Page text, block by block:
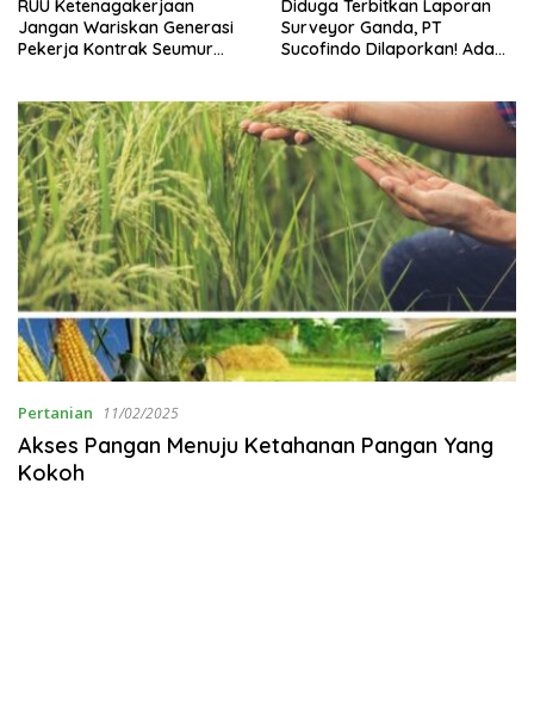
RUU Ketenagakerjaan
Jangan Wariskan Generasi
Pekerja Kontrak Seumur
Diduga Terbitkan Laporan
Surveyor Ganda, PT
Sucofindo Dilaporkan! Ada
Pertanian 11/02/2025
Akses Pangan Menuju Ketahanan Pangan Yang
Kokoh